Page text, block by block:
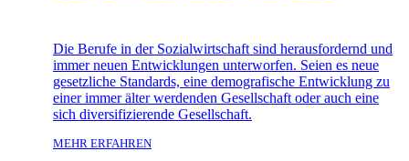
Die Berufe in der Sozialwirtschaft sind herausfordernd und
immer neuen Entwicklungen unterworfen. Seien es neue
gesetzliche Standards, eine demografische Entwicklung zu
einer immer älter werdenden Gesellschaft oder auch eine
sich diversifizierende Gesellschaft.
MEHR ERFAHREN